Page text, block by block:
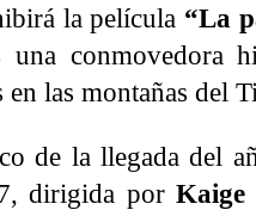
la película “La
conmovedora
las montañas del
de la llegada del
dirigida porKaige